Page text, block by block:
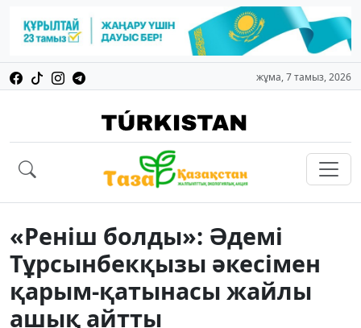
жұма, 7 тамыз, 2026
«Реніш болды»: Әдемі
Тұрсынбекқызы әкесімен
қарым-қатынасы жайлы
ашық айтты